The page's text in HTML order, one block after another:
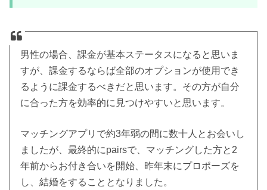
男性の場合、課金が基本ステータスになると思いま
すが、課金するならば全部のオプションが使用でき
るように課金するべきだと思います。その方が自分
に合った方を効率的に見つけやすいと思います。
マッチングアプリで約3年弱の間に数十人とお会いし
ましたが、最終的にpairsで、マッチングした方と2
年前からお付き合いを開始、昨年末にプロポーズを
し、結婚をすることとなりました。